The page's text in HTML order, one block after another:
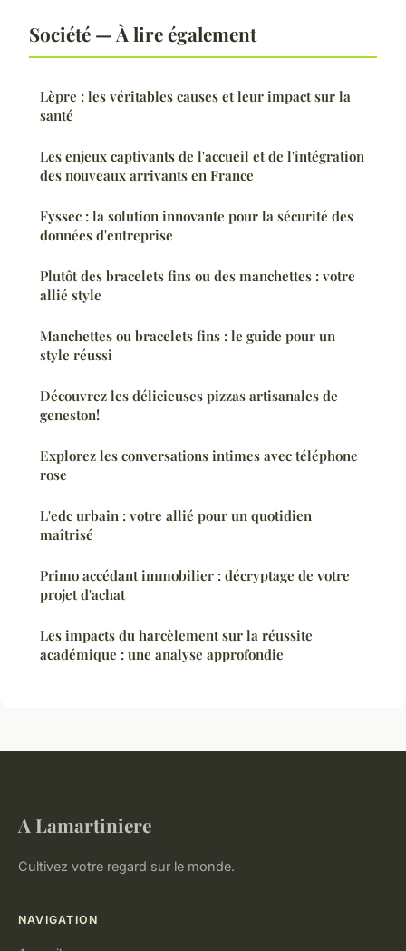
Société — À lire également
Lèpre : les véritables causes et leur impact sur la
santé
Les enjeux captivants de l'accueil et de l'intégration
des nouveaux arrivants en France
Fyssec : la solution innovante pour la sécurité des
données d'entreprise
Plutôt des bracelets fins ou des manchettes : votre
allié style
Manchettes ou bracelets fins : le guide pour un
style réussi
Découvrez les délicieuses pizzas artisanales de
geneston!
Explorez les conversations intimes avec téléphone
rose
L'edc urbain : votre allié pour un quotidien
maîtrisé
Primo accédant immobilier : décryptage de votre
projet d'achat
Les impacts du harcèlement sur la réussite
académique : une analyse approfondie
A Lamartiniere
Cultivez votre regard sur le monde.
NAVIGATION